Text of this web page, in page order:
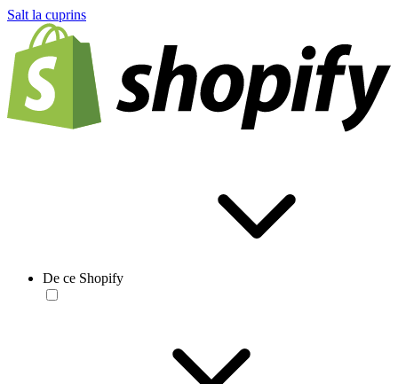
Salt la cuprins
De ce Shopify